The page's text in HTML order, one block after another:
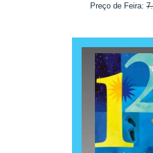
Preço de Feira: